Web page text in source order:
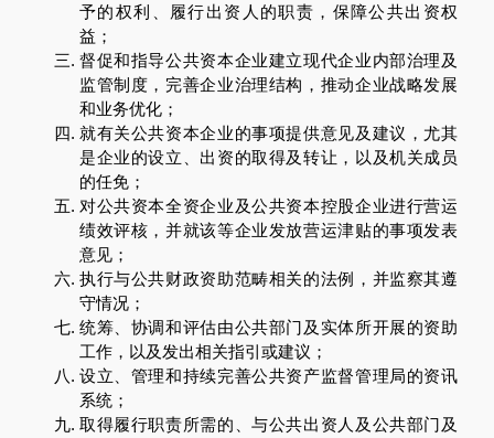
予的权利、履行出资人的职责，保障公共出资权
益；
督促和指导公共资本企业建立现代企业内部治理及
监管制度，完善企业治理结构，推动企业战略发展
和业务优化；
就有关公共资本企业的事项提供意见及建议，尤其
是企业的设立、出资的取得及转让，以及机关成员
的任免；
对公共资本全资企业及公共资本控股企业进行营运
绩效评核，并就该等企业发放营运津贴的事项发表
意见；
执行与公共财政资助范畴相关的法例，并监察其遵
守情况；
统筹、协调和评估由公共部门及实体所开展的资助
工作，以及发出相关指引或建议；
设立、管理和持续完善公共资产监督管理局的资讯
系统；
取得履行职责所需的、与公共出资人及公共部门及